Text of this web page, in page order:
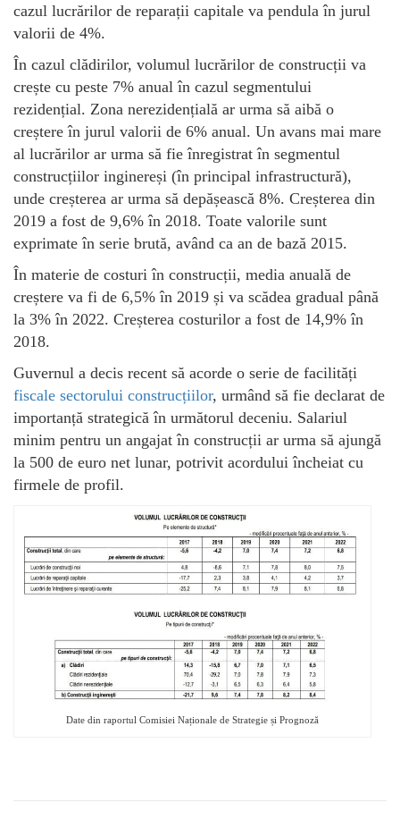
cazul lucrărilor de reparații capitale va pendula în jurul
valorii de 4%.
În cazul clădirilor, volumul lucrărilor de construcții va
crește cu peste 7% anual în cazul segmentului
rezidențial. Zona nerezidențială ar urma să aibă o
creștere în jurul valorii de 6% anual. Un avans mai mare
al lucrărilor ar urma să fie înregistrat în segmentul
construcțiilor inginereși (în principal infrastructură),
unde creșterea ar urma să depășească 8%. Creșterea din
2019 a fost de 9,6% în 2018. Toate valorile sunt
exprimate în serie brută, având ca an de bază 2015.
În materie de costuri în construcții, media anuală de
creștere va fi de 6,5% în 2019 și va scădea gradual până
la 3% în 2022. Creșterea costurilor a fost de 14,9% în
2018.
Guvernul a decis recent să acorde o serie de facilități
fiscale sectorului construcțiilor, urmând să fie declarat de
importanță strategică în următorul deceniu. Salariul
minim pentru un angajat în construcții ar urma să ajungă
la 500 de euro net lunar, potrivit acordului încheiat cu
firmele de profil.
Date din raportul Comisiei Naționale de Strategie și Prognoză